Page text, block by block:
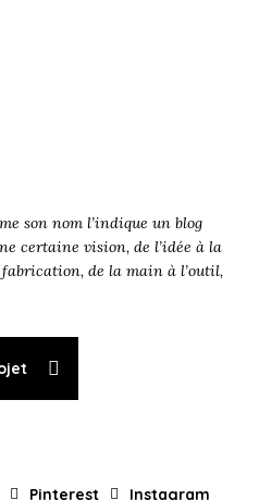
son nom l’indique un blog
certaine vision, de l’idée à la
de la main à l’outil,
Pinterest Instagram